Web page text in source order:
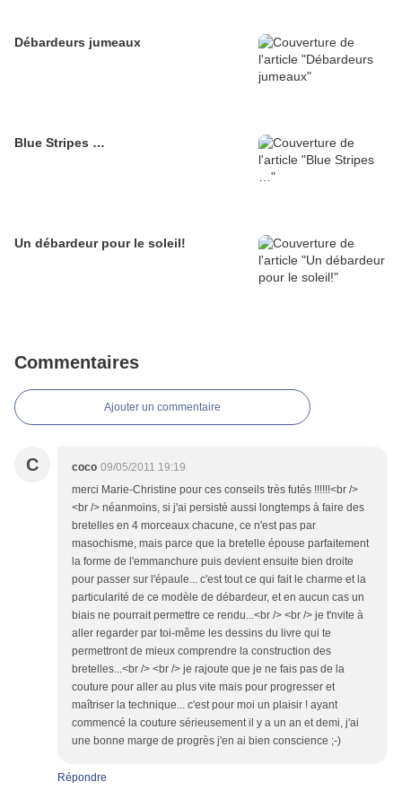
Débardeurs jumeaux
Blue Stripes …
Un débardeur pour le soleil!
Commentaires
Ajouter un commentaire
C coco 09/05/2011 19:19
merci Marie-Christine pour ces conseils très futés !!!!!!<br />
<br /> néanmoins, si j'ai persisté aussi longtemps à faire des
bretelles en 4 morceaux chacune, ce n'est pas par
masochisme, mais parce que la bretelle épouse parfaitement
la forme de l'emmanchure puis devient ensuite bien droite
pour passer sur l'épaule... c'est tout ce qui fait le charme et la
particularité de ce modèle de débardeur, et en aucun cas un
biais ne pourrait permettre ce rendu...<br /> <br /> je t'nvite à
aller regarder par toi-même les dessins du livre qui te
permettront de mieux comprendre la construction des
bretelles...<br /> <br /> je rajoute que je ne fais pas de la
couture pour aller au plus vite mais pour progresser et
maîtriser la technique... c'est pour moi un plaisir ! ayant
commencé la couture sérieusement il y a un an et demi, j'ai
une bonne marge de progrès j'en ai bien conscience ;-)
Répondre